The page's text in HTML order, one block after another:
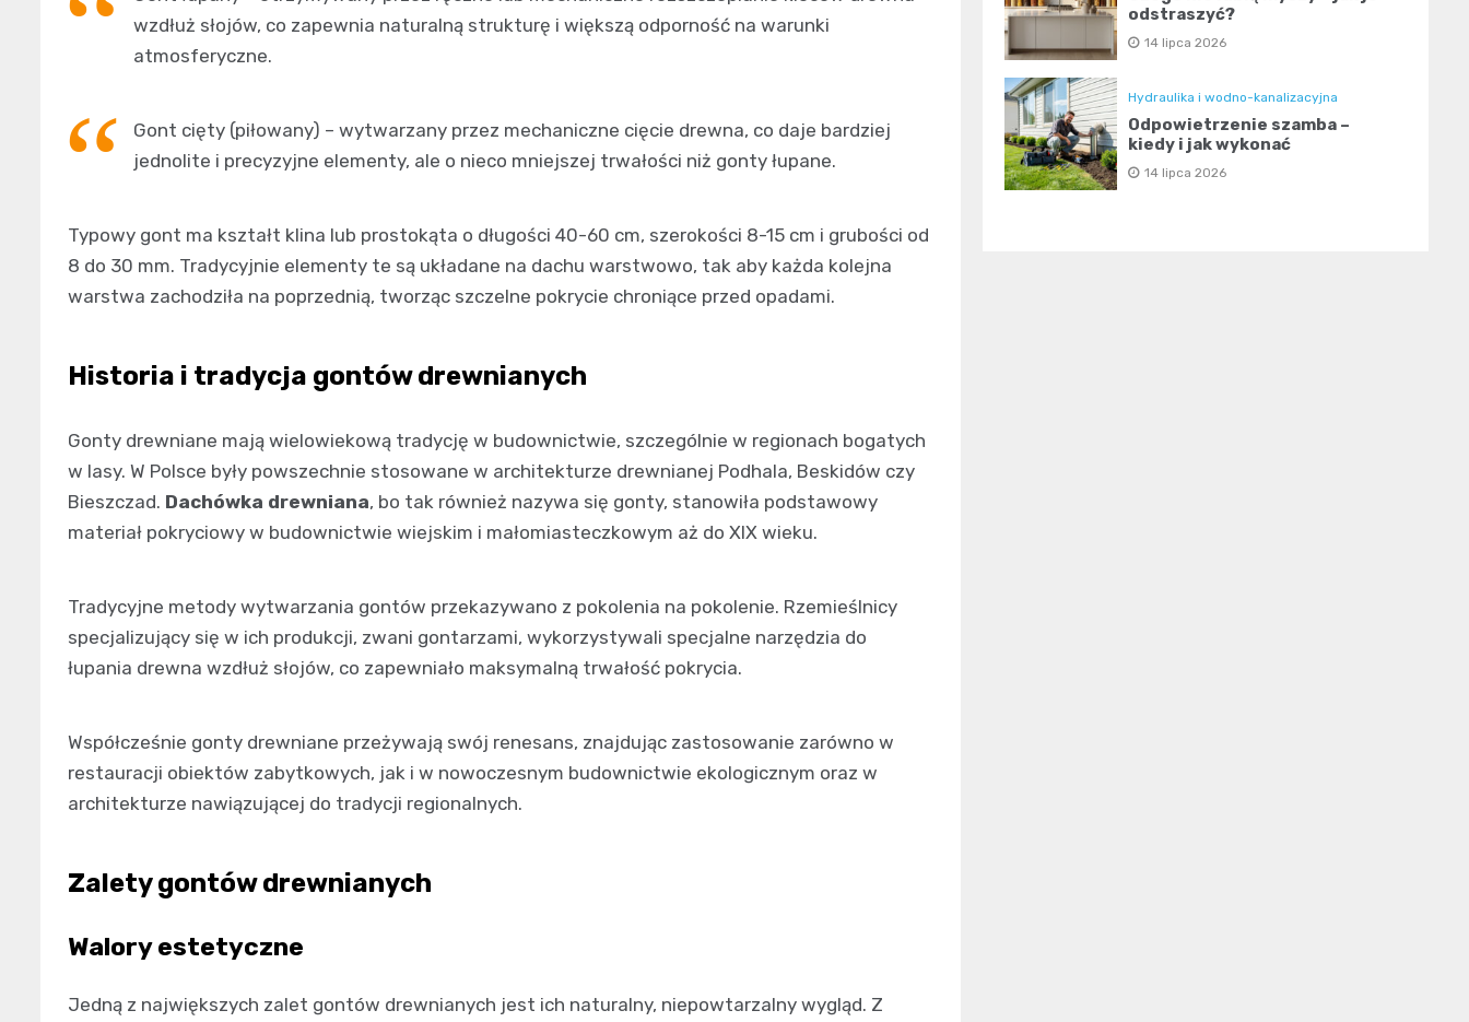
wzdłuż słojów, co zapewnia naturalną strukturę i większą odporność na warunki
atmosferyczne.
Gont cięty (piłowany) – wytwarzany przez mechaniczne cięcie drewna, co daje bardziej
jednolite i precyzyjne elementy, ale o nieco mniejszej trwałości niż gonty łupane.
Typowy gont ma kształt klina lub prostokąta o długości 40-60 cm, szerokości 8-15 cm i grubości od
8 do 30 mm. Tradycyjnie elementy te są układane na dachu warstwowo, tak aby każda kolejna
warstwa zachodziła na poprzednią, tworząc szczelne pokrycie chroniące przed opadami.
Historia i tradycja gontów drewnianych
Gonty drewniane mają wielowiekową tradycję w budownictwie, szczególnie w regionach bogatych
w lasy. W Polsce były powszechnie stosowane w architekturze drewnianej Podhala, Beskidów czy
Bieszczad. Dachówka drewniana, bo tak również nazywa się gonty, stanowiła podstawowy
materiał pokryciowy w budownictwie wiejskim i małomiasteczkowym aż do XIX wieku.
Tradycyjne metody wytwarzania gontów przekazywano z pokolenia na pokolenie. Rzemieślnicy
specjalizujący się w ich produkcji, zwani gontarzami, wykorzystywali specjalne narzędzia do
łupania drewna wzdłuż słojów, co zapewniało maksymalną trwałość pokrycia.
Współcześnie gonty drewniane przeżywają swój renesans, znajdując zastosowanie zarówno w
restauracji obiektów zabytkowych, jak i w nowoczesnym budownictwie ekologicznym oraz w
architekturze nawiązującej do tradycji regionalnych.
Zalety gontów drewnianych
Walory estetyczne
Jedną z największych zalet gontów drewnianych jest ich naturalny, niepowtarzalny wygląd. Z
odstraszyć?
14 lipca 2026
Hydraulika i wodno-kanalizacyjna
Odpowietrzenie szamba –
kiedy i jak wykonać
14 lipca 2026